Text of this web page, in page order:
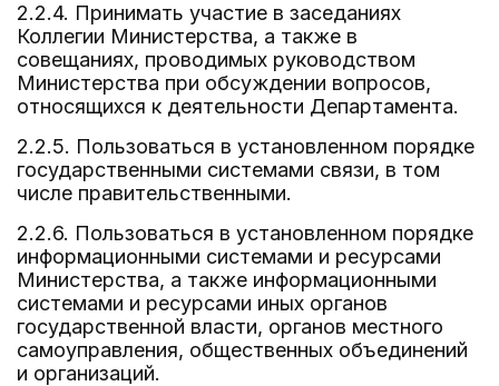
2.2.4. Принимать участие в заседаниях
Коллегии Министерства, а также в
совещаниях, проводимых руководством
Министерства при обсуждении вопросов,
относящихся к деятельности Департамента.
2.2.5. Пользоваться в установленном порядке
государственными системами связи, в том
числе правительственными.
2.2.6. Пользоваться в установленном порядке
информационными системами и ресурсами
Министерства, а также информационными
системами и ресурсами иных органов
государственной власти, органов местного
самоуправления, общественных объединений
и организаций.